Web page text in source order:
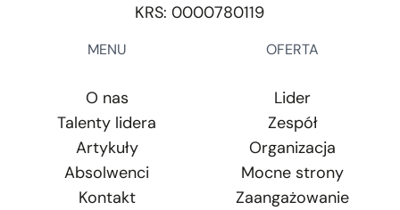
KRS: 0000780119
MENU
O nas
Talenty lidera
Artykuły
Absolwenci
Kontakt
OFERTA
Lider
Zespół
Organizacja
Mocne strony
Zaangażowanie